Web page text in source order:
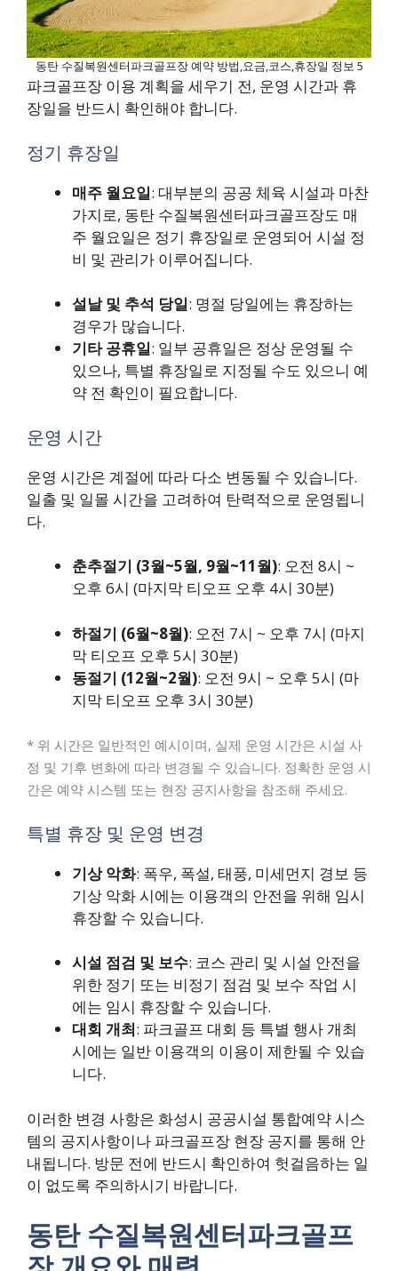
동탄 수질복원센터파크골프장 예약 방법,요금,코스,휴장일 정보 5
파크골프장 이용 계획을 세우기 전, 운영 시간과 휴
장일을 반드시 확인해야 합니다.
정기 휴장일
매주 월요일: 대부분의 공공 체육 시설과 마찬
가지로, 동탄 수질복원센터파크골프장도 매
주 월요일은 정기 휴장일로 운영되어 시설 정
비 및 관리가 이루어집니다.
설날 및 추석 당일: 명절 당일에는 휴장하는
경우가 많습니다.
기타 공휴일: 일부 공휴일은 정상 운영될 수
있으나, 특별 휴장일로 지정될 수도 있으니 예
약 전 확인이 필요합니다.
운영 시간
운영 시간은 계절에 따라 다소 변동될 수 있습니다.
일출 및 일몰 시간을 고려하여 탄력적으로 운영됩니
다.
춘추절기 (3월~5월, 9월~11월): 오전 8시 ~
오후 6시 (마지막 티오프 오후 4시 30분)
하절기 (6월~8월): 오전 7시 ~ 오후 7시 (마지
막 티오프 오후 5시 30분)
동절기 (12월~2월): 오전 9시 ~ 오후 5시 (마
지막 티오프 오후 3시 30분)
* 위 시간은 일반적인 예시이며, 실제 운영 시간은 시설 사
정 및 기후 변화에 따라 변경될 수 있습니다. 정확한 운영 시
간은 예약 시스템 또는 현장 공지사항을 참조해 주세요.
특별 휴장 및 운영 변경
기상 악화: 폭우, 폭설, 태풍, 미세먼지 경보 등
기상 악화 시에는 이용객의 안전을 위해 임시
휴장할 수 있습니다.
시설 점검 및 보수: 코스 관리 및 시설 안전을
위한 정기 또는 비정기 점검 및 보수 작업 시
에는 임시 휴장할 수 있습니다.
대회 개최: 파크골프 대회 등 특별 행사 개최
시에는 일반 이용객의 이용이 제한될 수 있습
니다.
이러한 변경 사항은 화성시 공공시설 통합예약 시스
템의 공지사항이나 파크골프장 현장 공지를 통해 안
내됩니다. 방문 전에 반드시 확인하여 헛걸음하는 일
이 없도록 주의하시기 바랍니다.
동탄 수질복원센터파크골프